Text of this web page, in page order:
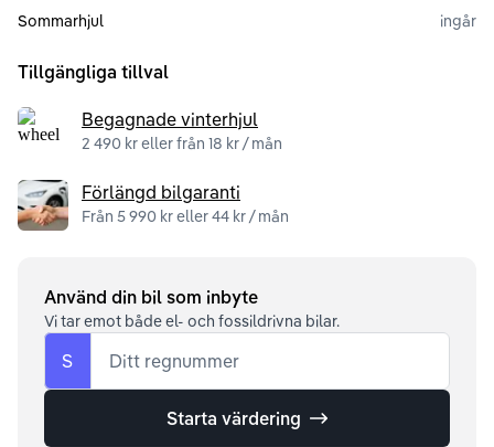
Sommarhjul
ingår
Tillgängliga tillval
Begagnade vinterhjul
2 490 kr eller från 18 kr / mån
Förlängd bilgaranti
Från 5 990 kr eller 44 kr / mån
Använd din bil som inbyte
Vi tar emot både el- och fossildrivna bilar.
S Ditt regnummer
Starta värdering